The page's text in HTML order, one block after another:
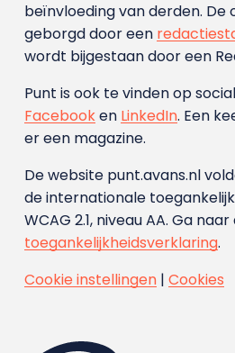
beïnvloeding van derden. De
geborgd door een
wordt bijgestaan door een
Punt is ook te vinden op
Facebooken LinkedIn. Een
er een magazine.
De website punt.avans.nl
de internationale
WCAG 2.1, niveau AA. Ga naar
toegankelijkheidsverklaring.
Cookie instellingen| Cookies